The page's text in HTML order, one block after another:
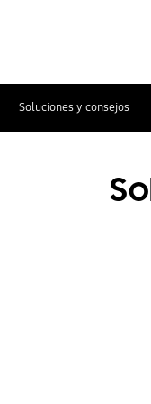
Soluciones y consejos